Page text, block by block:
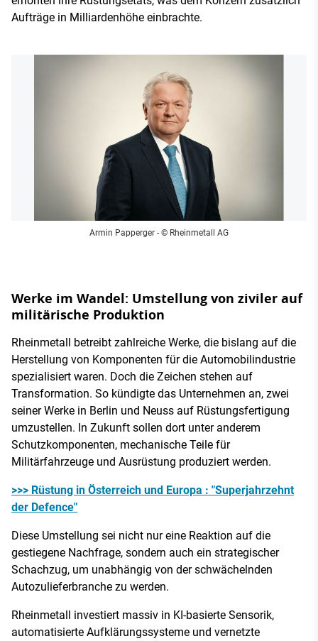
Aufträge in Milliardenhöhe einbrachte.
Armin Papperger - © Rheinmetall AG
Werke im Wandel: Umstellung von ziviler auf
militärische Produktion
Rheinmetall betreibt zahlreiche Werke, die bislang auf die
Herstellung von Komponenten für die Automobilindustrie
spezialisiert waren. Doch die Zeichen stehen auf
Transformation. So kündigte das Unternehmen an, zwei
seiner Werke in Berlin und Neuss auf Rüstungsfertigung
umzustellen. In Zukunft sollen dort unter anderem
Schutzkomponenten, mechanische Teile für
Militärfahrzeuge und Ausrüstung produziert werden.
>>> Rüstung in Österreich und Europa : "Superjahrzehnt
der Defence"
Diese Umstellung sei nicht nur eine Reaktion auf die
gestiegene Nachfrage, sondern auch ein strategischer
Schachzug, um unabhängig von der schwächelnden
Autozulieferbranche zu werden.
Rheinmetall investiert massiv in KI-basierte Sensorik,
automatisierte Aufklärungssysteme und vernetzte